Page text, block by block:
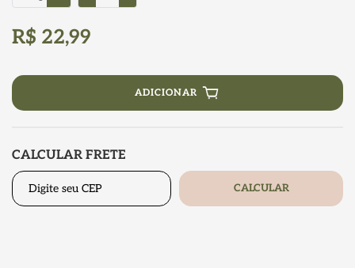
R$ 22,99
ADICIONAR
CALCULAR FRETE
CALCULAR